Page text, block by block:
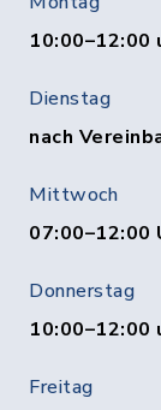
10:00–12:00
Dienstag
nach
Mittwoch
07:00–12:00
Donnerstag
10:00–12:00
Freitag